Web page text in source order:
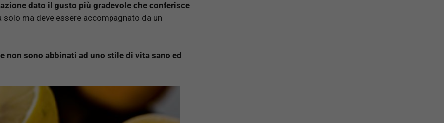
dato il gusto più gradevole che conferisce
ma deve essere accompagnato da un
non sono abbinati ad uno stile di vita sano ed